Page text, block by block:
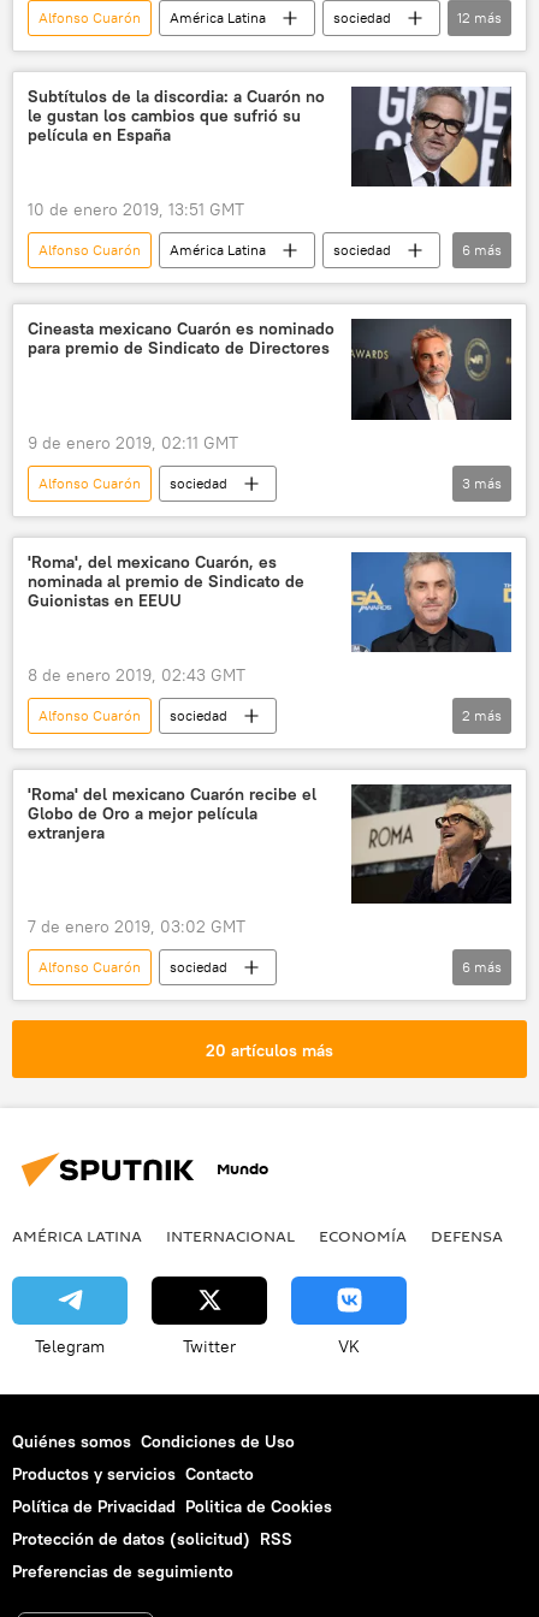
Alfonso Cuarón América Latina
sociedad
🎭 Arte y cultura
Internacional
México
Yalitza Aparicio
Oscar 2019
película Roma
nominación
12 más
Subtítulos de la discordia: a Cuarón no
le gustan los cambios que sufrió su
película en España
10 de enero 2019, 13:51 GMT
Alfonso Cuarón América Latina
sociedad
🎭 Arte y cultura
Internacional
América del Norte
México
España
noticias
6 más
Cineasta mexicano Cuarón es nominado
para premio de Sindicato de Directores
9 de enero 2019, 02:11 GMT
Alfonso Cuarón
sociedad
🎭 Arte y cultura
Roma
cine
noticias
3 más
'Roma', del mexicano Cuarón, es
nominada al premio de Sindicato de
Guionistas en EEUU
8 de enero 2019, 02:43 GMT
Alfonso Cuarón
sociedad
🎭 Arte y cultura
cine noticias
2 más
'Roma' del mexicano Cuarón recibe el
Globo de Oro a mejor película
extranjera
7 de enero 2019, 03:02 GMT
Alfonso Cuarón
sociedad
🎭 Arte y cultura
México
EEUU
noticias
6 más
20 artículos más
Mundo
AMÉRICA LATINA INTERNACIONAL ECONOMÍA DEFENSA
Telegram Twitter VK
Quiénes somos Condiciones de Uso
Productos y servicios Contacto
Política de Privacidad Politica de Cookies
Protección de datos (solicitud) RSS
Preferencias de seguimiento